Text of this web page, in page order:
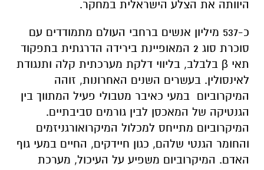
היוותה את הצלע הישראלית במחקר.
כ-537 מיליון אנשים ברחבי העולם מתמודדים עם
סוכרת סוג 2 המאופיינת בירידה הדרגתית בתפקוד
תאי β בלבלב, בליווי דלקת מערכתית קלה ותנגודת
לאינסולין. בעשרים השנים האחרונות, זוהה
המיקרוביום במעי כאיבר מטבולי פעיל המתווך בין
הגנטיקה של המאכסן לבין גורמים סביבתיים.
המיקרוביום מתייחס למכלול המיקרואורגניזמים
והחומר הגנטי שלהם, כגון חיידקים, החיים במעי גוף
האדם. המיקרוביום משפיע על העיכול, מערכת